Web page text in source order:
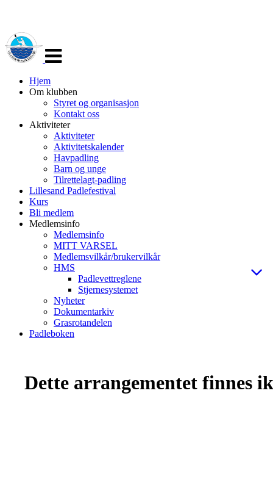
navigasjon
Hjem
Om klubben
Styret og organisasjon
Kontakt oss
Aktiviteter
Aktiviteter
Aktivitetskalender
Havpadling
Barn og unge
Tilrettelagt-padling
Lillesand Padlefestival
Kurs
Bli medlem
Medlemsinfo
Medlemsinfo
MITT VARSEL
Medlemsvilkår/brukervilkår
HMS
Padlevettreglene
Stjernesystemet
Nyheter
Dokumentarkiv
Grasrotandelen
Padleboken
Dette arrangementet finnes